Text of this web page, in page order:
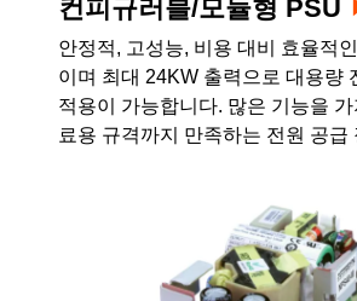
컨피규러블/모듈형 PSU
안정적, 고성능, 비용 대비 효율적
이며 최대 24KW 출력으로 대용량
적용이 가능합니다. 많은 기능을 가
료용 규격까지 만족하는 전원 공급